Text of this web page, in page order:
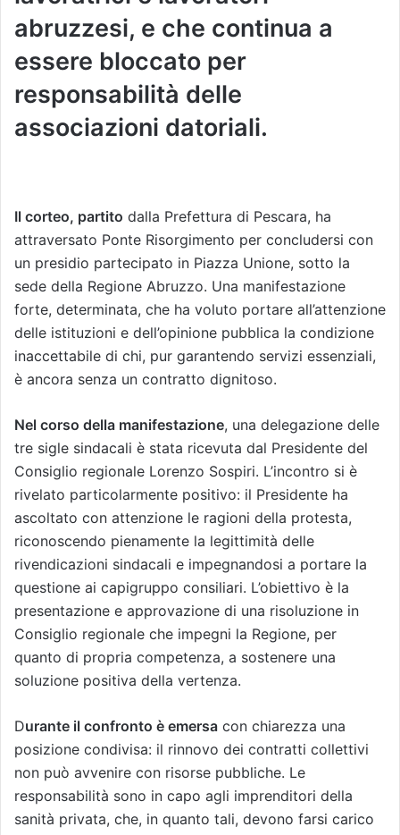
abruzzesi, e che continua a
essere bloccato per
responsabilità delle
associazioni datoriali.
Il corteo, partito dalla Prefettura di Pescara, ha
attraversato Ponte Risorgimento per concludersi con
un presidio partecipato in Piazza Unione, sotto la
sede della Regione Abruzzo. Una manifestazione
forte, determinata, che ha voluto portare all’attenzione
delle istituzioni e dell’opinione pubblica la condizione
inaccettabile di chi, pur garantendo servizi essenziali,
è ancora senza un contratto dignitoso.
Nel corso della manifestazione, una delegazione delle
tre sigle sindacali è stata ricevuta dal Presidente del
Consiglio regionale Lorenzo Sospiri. L’incontro si è
rivelato particolarmente positivo: il Presidente ha
ascoltato con attenzione le ragioni della protesta,
riconoscendo pienamente la legittimità delle
rivendicazioni sindacali e impegnandosi a portare la
questione ai capigruppo consiliari. L’obiettivo è la
presentazione e approvazione di una risoluzione in
Consiglio regionale che impegni la Regione, per
quanto di propria competenza, a sostenere una
soluzione positiva della vertenza.
Durante il confronto è emersa con chiarezza una
posizione condivisa: il rinnovo dei contratti collettivi
non può avvenire con risorse pubbliche. Le
responsabilità sono in capo agli imprenditori della
sanità privata, che, in quanto tali, devono farsi carico